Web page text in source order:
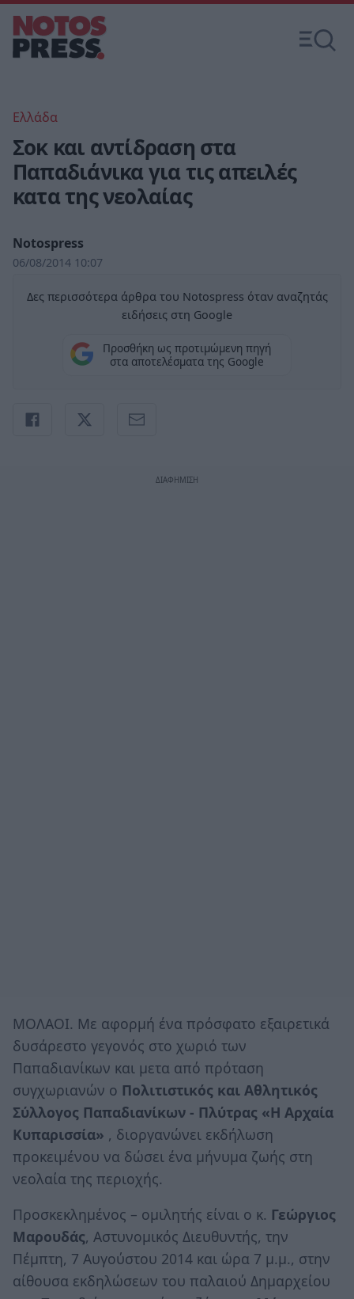
Ελλάδα
Σοκ και αντίδραση στα
Παπαδιάνικα για τις απειλές
κατα της νεολαίας
Notospress
06/08/2014 10:07
Δες περισσότερα άρθρα του Notospress όταν αναζητάς
ειδήσεις στη Google
Προσθήκη ως προτιμώμενη πηγή
στα αποτελέσματα της Google
ΜΟΛΑΟΙ. Με αφορμή ένα πρόσφατο εξαιρετικά
δυσάρεστο γεγονός στο χωριό των
Παπαδιανίκων και μετα από πρόταση
συγχωριανών ο Πολιτιστικός και Αθλητικός
Σύλλογος Παπαδιανίκων - Πλύτρας «Η Αρχαία
Κυπαρισσία» , διοργανώνει εκδήλωση
προκειμένου να δώσει ένα μήνυμα ζωής στη
νεολαία της περιοχής.
Προσκεκλημένος – ομιλητής είναι ο κ. Γεώργιος
Μαρουδάς, Αστυνομικός Διευθυντής, την
Πέμπτη, 7 Αυγούστου 2014 και ώρα 7 μ.μ., στην
αίθουσα εκδηλώσεων του παλαιού Δημαρχείου